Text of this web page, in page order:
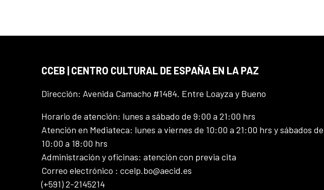
CCEB | CENTRO CULTURAL DE ESPAÑA EN LA PAZ
Dirección: Avenida Camacho #1484. Entre Loayza y Bueno
Horario de atención: lunes a sábado de 9:00 a 21:00 hrs
Atención en Mediateca: lunes a viernes de 10:00 a 21:00 hrs y sábados de
10:00 a 18:00 hrs
Administración y oficinas: atención con previa cita
Correo electrónico : ccelp.bo@aecid.es
(+591) 2-2145214